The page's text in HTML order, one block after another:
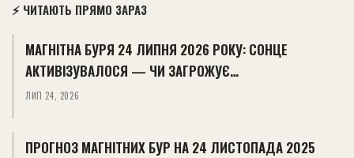
⚡ ЧИТАЮТЬ ПРЯМО ЗАРАЗ
МАГНІТНА БУРЯ 24 ЛИПНЯ 2026 РОКУ: СОНЦЕ
АКТИВІЗУВАЛОСЯ — ЧИ ЗАГРОЖУЄ…
ЛИП 24, 2026
ПРОГНОЗ МАГНІТНИХ БУР НА 24 ЛИСТОПАДА 2025